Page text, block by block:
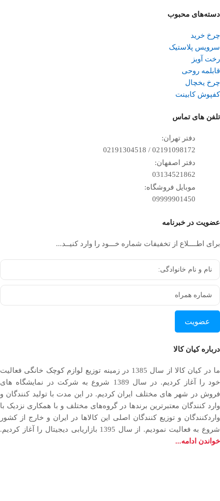
دسته‌های محبوب
چرخ خرید
سرویس پلاستیک
رخت آویز
قابلمه روحی
چرخ یخچال
کفپوش کابینت
تلفن ‌های تماس
دفتر تهران:
02191098172 / 02191304518
دفتر اصفهان:
03134521862
موبایل فروشگاه:
09999901450
عضویت در خبرنامه
برای اطــــلاع از تخفیفات شماره خـــود را وارد کنیــد...
عضویت
درباره کیان کالا
ما در کیان کالا از سال 1385 در زمینه توزیع لوازم کوچک خانگی فعالیت
خود را آغاز کردیم. در سال 1389 شروع به شرکت در نمایشگاه های
فروش در شهر های مختلف ایران کردیم. در اين مدت با توليد كنندگان و
وارد كنندگان معتبرترین برندها در گروه‌‏های مختلف و با همکاری نزدیک با
وارد‏کنندگان و توزیع‏ کنندگان اصلی این کالاها در ایران و خارج از کشور
شروع به فعاليت نمودیم. از سال 1395 بازاریابی دیجیتال را آغاز کردیم.
خواندن ادامه...